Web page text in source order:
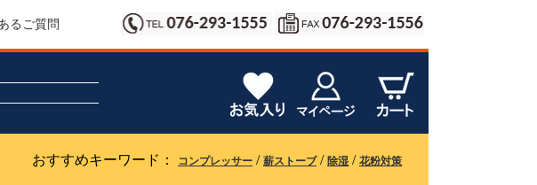
るご質問
おすすめキーワード： コンプレッサー / 薪ストーブ/ 除湿 / 花粉対策